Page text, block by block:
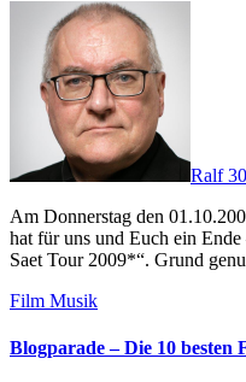
Ralf
Am Donnerstag den 01.10.2009 ist es endlich soweit. Das Warten
hat für uns und Euch ein
Saet Tour 2009*“. Grund
Film Musik
Blogparade – Die 10 besten